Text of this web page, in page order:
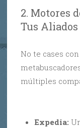
2. Motores
Tus
No te cases
múltiples
Expedia: